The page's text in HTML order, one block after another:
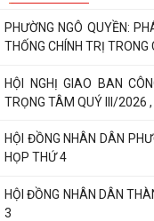
PHƯỜNG NGÔ QUYỀN:
THỐNG CHÍNH TRỊ TRONG
HỘI NGHỊ GIAO BAN
TRỌNG TÂM QUÝ III/2026 ,
HỘI ĐỒNG NHÂN DÂN
HỌP THỨ 4
HỘI ĐỒNG NHÂN DÂN
3